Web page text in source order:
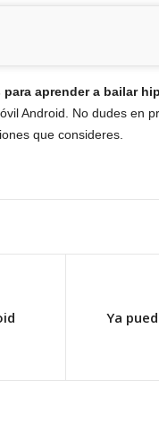
aprender a bailar
Android. No dudes en
que consideres.
Ya